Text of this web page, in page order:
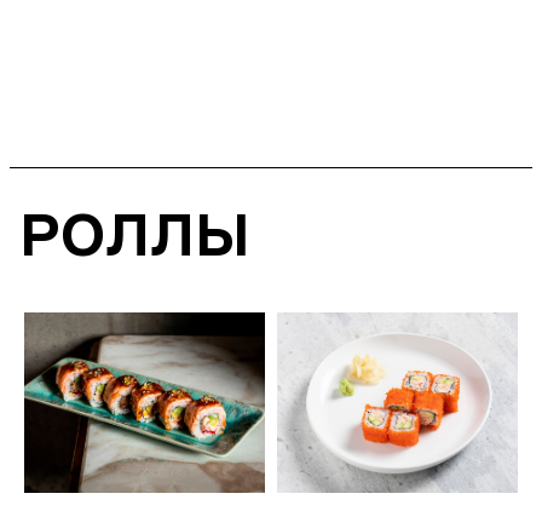
РОЛЛЫ